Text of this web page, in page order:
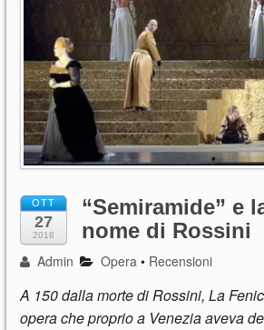
OTT
27
2018
“Semiramide” e
nome di Rossini
Admin Opera • Recensioni
A 150 dalla morte di Rossini, La
opera che proprio a Venezia aveva